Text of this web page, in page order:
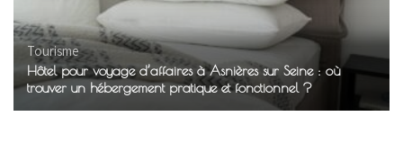
Tourisme
Hôtel pour voyage d’affaires à Asnières sur Seine : où
trouver un hébergement pratique et fonctionnel ?